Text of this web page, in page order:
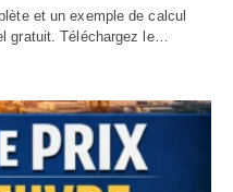
et un exemple de calcul
gratuit. Téléchargez le…